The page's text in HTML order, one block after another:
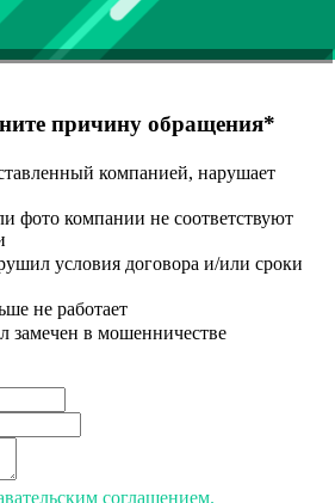
причину обращения*
компанией, нарушает
фото компании не соответствуют
условия договора и/или сроки
не работает
замечен в мошенничестве
соглашением.